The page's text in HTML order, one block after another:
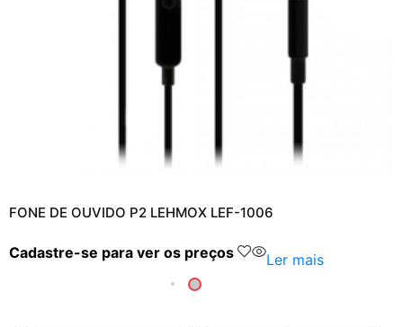
FONE DE OUVIDO P2 LEHMOX LEF-1006
Cadastre-se para ver os preços Ler mais